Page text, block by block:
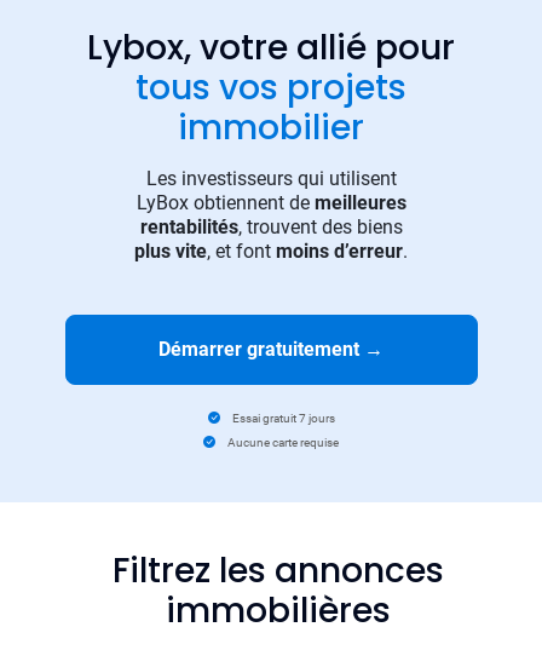
Lybox, votre allié pour
tous vos projets
immobilier
Les investisseurs qui utilisent
LyBox obtiennent de meilleures
rentabilités, trouvent des biens
plus vite, et font moins d’erreur.
Démarrer gratuitement →
Essai gratuit 7 jours
Aucune carte requise
Filtrez les annonces
immobilières